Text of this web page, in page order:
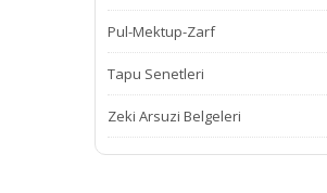
Pul-Mektup-Zarf
Tapu Senetleri
Zeki Arsuzi Belgeleri